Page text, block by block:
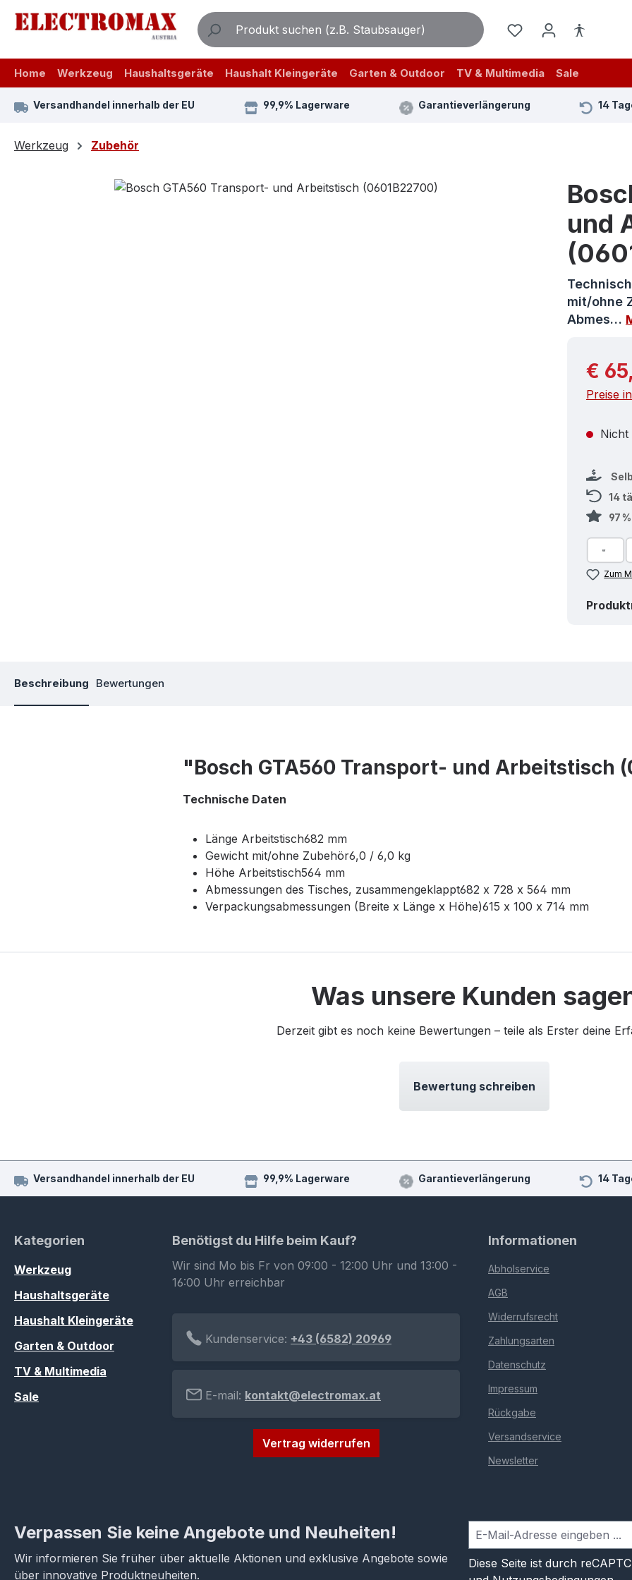
Hauptinhalt springen
Zur Suche springen
Zur Hauptnavigation springen
Home Werkzeug Haushaltsgeräte Haushalt Kleingeräte Garten & Outdoor TV & Multimedia Sale
Versandhandel innerhalb der EU 99,9% Lagerware Garantieverlängerung 14
Werkzeug Zubehör
Bildergalerie überspringen
und
mit/ohne
Abmes…
€
Preise
14
97
Zum
Beschreibung Bewertungen
"Bosch GTA560 Transport- und Arbeitstisch
Technische Daten
Länge Arbeitstisch682 mm
Gewicht mit/ohne Zubehör6,0 / 6,0 kg
Höhe Arbeitstisch564 mm
Abmessungen des Tisches, zusammengeklappt682 x 728 x 564 mm
Verpackungsabmessungen (Breite x Länge x Höhe)615 x 100 x 714 mm
Was unsere Kunden
Derzeit gibt es noch keine Bewertungen – teile als Erster deine
Bewertung schreiben
Versandhandel innerhalb der EU 99,9% Lagerware Garantieverlängerung 14
Kategorien
Werkzeug
Haushaltsgeräte
Haushalt Kleingeräte
Garten & Outdoor
TV & Multimedia
Sale
Benötigst du Hilfe beim Kauf?
Wir sind Mo bis Fr von 09:00 - 12:00 Uhr und 13:00 -
16:00 Uhr erreichbar
Kundenservice: +43 (6582) 20969
E-mail: kontakt@electromax.at
Vertrag widerrufen
Informationen
Abholservice
AGB
Widerrufsrecht
Zahlungsarten
Datenschutz
Impressum
Rückgabe
Versandservice
Newsletter
Verpassen Sie keine Angebote und Neuheiten!
Wir informieren Sie früher über aktuelle Aktionen und exklusive Angebote sowie
über innovative Produktneuheiten.
Diese Seite ist durch